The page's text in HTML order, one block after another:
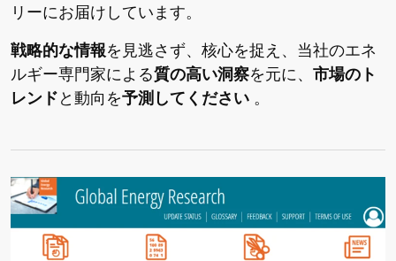
リーにお届けしています。
戦略的な情報を見逃さず、核心を捉え、当社のエネ
ルギー専門家による質の高い洞察を元に、 市場のト
レンドと動向を予測してください 。